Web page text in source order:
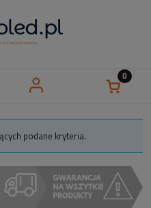
podane kryteria.